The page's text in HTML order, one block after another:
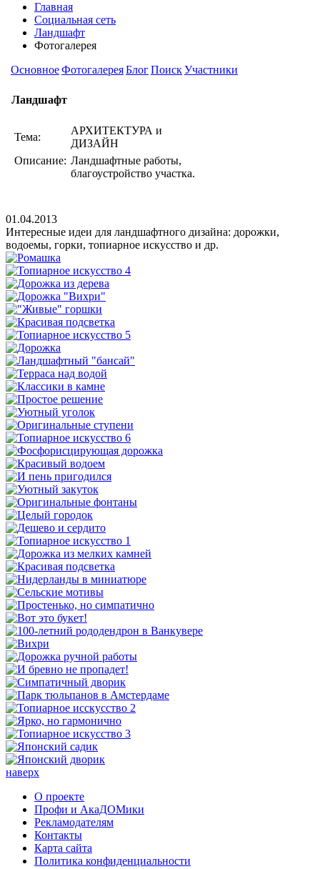
Главная
Социальная сеть
Ландшафт
Фотогалерея
ОсновноеФотогалереяБлогПоискУчастники
Ландшафт
Тема:
АРХИТЕКТУРА и
ДИЗАЙН
Описание: Ландшафтные работы,
благоустройство участка.
01.04.2013
Интересные идеи для ландшафтного дизайна: дорожки,
водоемы, горки, топиарное искусство и др.
наверх
О проекте
Профи и АкаДОМики
Рекламодателям
Контакты
Карта сайта
Политика конфиденциальности